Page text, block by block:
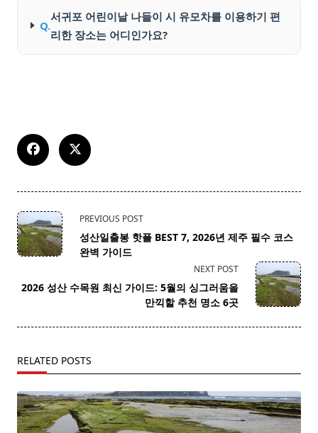
Q.
서귀포 어린이날 나들이 시 유모차를 이용하기 편
리한 장소는 어디인가요?
<span
class="nav-
subtitle
reader-
PREVIOUS POST
성산일출봉 핫플 BEST 7, 2026년 제주 필수 코스
완벽 가이드
NEXT POST
2026 성산 수목원 최신 가이드: 5월의 싱그러움을
만끽할 추천 명소 6곳
RELATED POSTS